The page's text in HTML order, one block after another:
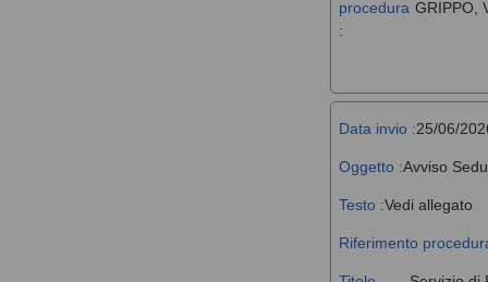
procedura
:
GRIPPO,
Data invio :25/06/
Oggetto :Avviso
Testo :Vedi allegato
Riferimento